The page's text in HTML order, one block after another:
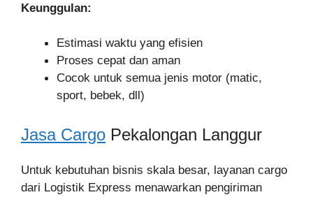
Keunggulan:
Estimasi waktu yang efisien
Proses cepat dan aman
Cocok untuk semua jenis motor (matic,
sport, bebek, dll)
Jasa Cargo Pekalongan Langgur
Untuk kebutuhan bisnis skala besar, layanan cargo
dari Logistik Express menawarkan pengiriman